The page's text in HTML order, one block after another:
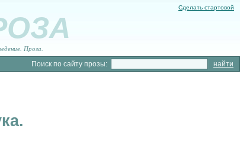
Сделать стартовой
Проза.
Поиск по сайту прозы: